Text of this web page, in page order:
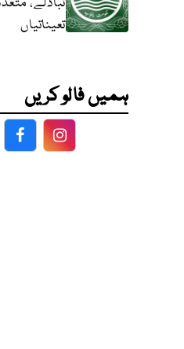
تعیناتیاں
ہمیں فالو کریں
FacebookFacebook